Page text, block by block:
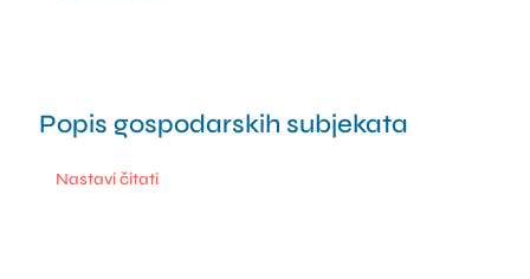
0.1 min read
Popis gospodarskih subjekata
Nastavi čitati